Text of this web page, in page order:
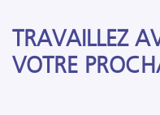
TRAVAILLEZ
VOTRE